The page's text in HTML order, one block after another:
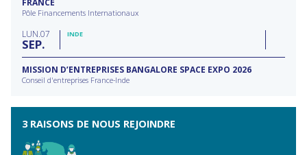
FRANCE
Pôle Financements Internationaux
LUN 07
SEP
INDE
MISSION D’ENTREPRISES BANGALORE SPACE EXPO 2026
Conseil d'entreprises France-Inde
3 RAISONS DE NOUS REJOINDRE